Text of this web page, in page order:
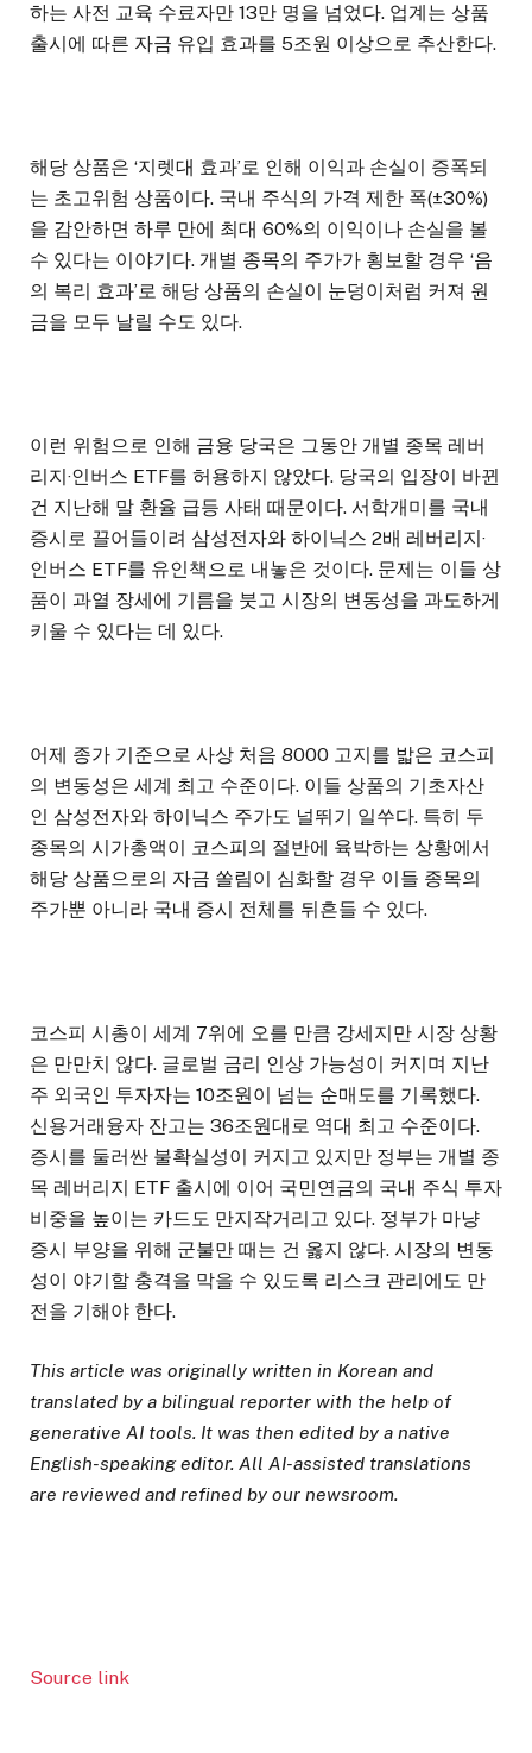
하는 사전 교육 수료자만 13만 명을 넘었다. 업계는 상품
출시에 따른 자금 유입 효과를 5조원 이상으로 추산한다.
해당 상품은 ‘지렛대 효과’로 인해 이익과 손실이 증폭되
는 초고위험 상품이다. 국내 주식의 가격 제한 폭(±30%)
을 감안하면 하루 만에 최대 60%의 이익이나 손실을 볼
수 있다는 이야기다. 개별 종목의 주가가 횡보할 경우 ‘음
의 복리 효과’로 해당 상품의 손실이 눈덩이처럼 커져 원
금을 모두 날릴 수도 있다.
이런 위험으로 인해 금융 당국은 그동안 개별 종목 레버
리지·인버스 ETF를 허용하지 않았다. 당국의 입장이 바뀐
건 지난해 말 환율 급등 사태 때문이다. 서학개미를 국내
증시로 끌어들이려 삼성전자와 하이닉스 2배 레버리지·
인버스 ETF를 유인책으로 내놓은 것이다. 문제는 이들 상
품이 과열 장세에 기름을 붓고 시장의 변동성을 과도하게
키울 수 있다는 데 있다.
어제 종가 기준으로 사상 처음 8000 고지를 밟은 코스피
의 변동성은 세계 최고 수준이다. 이들 상품의 기초자산
인 삼성전자와 하이닉스 주가도 널뛰기 일쑤다. 특히 두
종목의 시가총액이 코스피의 절반에 육박하는 상황에서
해당 상품으로의 자금 쏠림이 심화할 경우 이들 종목의
주가뿐 아니라 국내 증시 전체를 뒤흔들 수 있다.
코스피 시총이 세계 7위에 오를 만큼 강세지만 시장 상황
은 만만치 않다. 글로벌 금리 인상 가능성이 커지며 지난
주 외국인 투자자는 10조원이 넘는 순매도를 기록했다.
신용거래융자 잔고는 36조원대로 역대 최고 수준이다.
증시를 둘러싼 불확실성이 커지고 있지만 정부는 개별 종
목 레버리지 ETF 출시에 이어 국민연금의 국내 주식 투자
비중을 높이는 카드도 만지작거리고 있다. 정부가 마냥
증시 부양을 위해 군불만 때는 건 옳지 않다. 시장의 변동
성이 야기할 충격을 막을 수 있도록 리스크 관리에도 만
전을 기해야 한다.
This article was originally written in Korean and
translated by a bilingual reporter with the help of
generative AI tools. It was then edited by a native
English-speaking editor. All AI-assisted translations
are reviewed and refined by our newsroom.
Source link